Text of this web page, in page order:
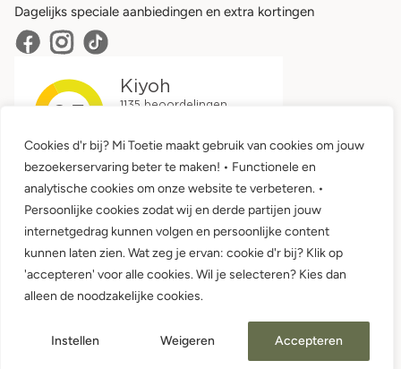
Cookies d'r bij? Mi Toetie maakt gebruik van cookies om jouw
bezoekerservaring beter te maken! • Functionele en
analytische cookies om onze website te verbeteren. •
Persoonlijke cookies zodat wij en derde partijen jouw
internetgedrag kunnen volgen en persoonlijke content
kunnen laten zien. Wat zeg je ervan: cookie d'r bij? Klik op
'accepteren' voor alle cookies. Wil je selecteren? Kies dan
alleen de noodzakelijke cookies.
Instellen Weigeren Accepteren
Dagelijks speciale aanbiedingen en extra kortingen
Algemene voorwaarden •
© 2026 Mi Toetie Babykleding en Kinderkleding